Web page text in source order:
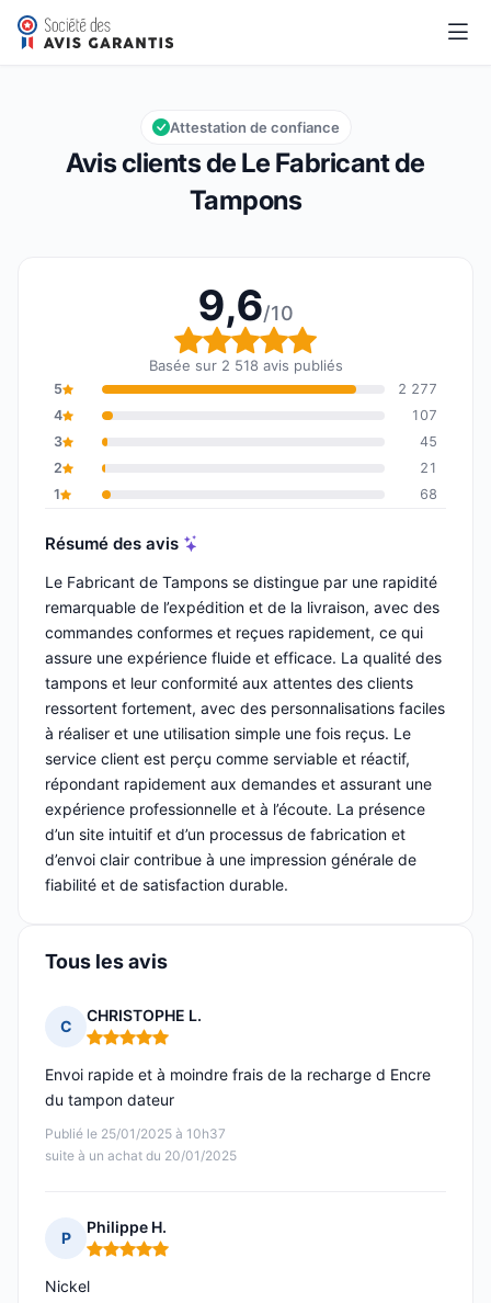
Le Fabricant de Tampons
Note globale : 9,6 sur 10
9,6/10
Avis clients de Le Fabricant de
Tampons
Attestation de confiance
9,6/10
Note globale : 9,6 sur
Basée sur 2 518 avis publiés
5
2 277
4
107
3
45
2
21
1
68
Résumé des avis
Le Fabricant de Tampons se distingue par une rapidité
remarquable de l’expédition et de la livraison, avec des
commandes conformes et reçues rapidement, ce qui
assure une expérience fluide et efficace. La qualité des
tampons et leur conformité aux attentes des clients
ressortent fortement, avec des personnalisations faciles
à réaliser et une utilisation simple une fois reçus. Le
service client est perçu comme serviable et réactif,
répondant rapidement aux demandes et assurant une
expérience professionnelle et à l’écoute. La présence
d’un site intuitif et d’un processus de fabrication et
d’envoi clair contribue à une impression générale de
fiabilité et de satisfaction durable.
Tous les avis
C
CHRISTOPHE L.
Note : 5 sur 5
Publié le 25/01/2025 à 10h37
suite à un achat du 20/01/2025
Envoi rapide et à moindre frais de la recharge d Encre
du tampon dateur
P
Philippe H.
Note : 5 sur 5
Nickel